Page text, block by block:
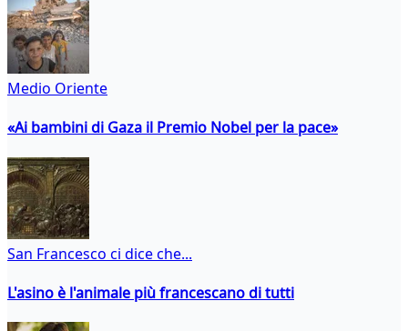
Medio Oriente
«Ai bambini di Gaza il Premio Nobel per la pace»
San Francesco ci dice che...
L'asino è l'animale più francescano di tutti